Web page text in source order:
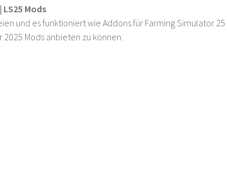
Mods
und es funktioniert wie Addons für Farming Simulator
Mods anbieten zu können.